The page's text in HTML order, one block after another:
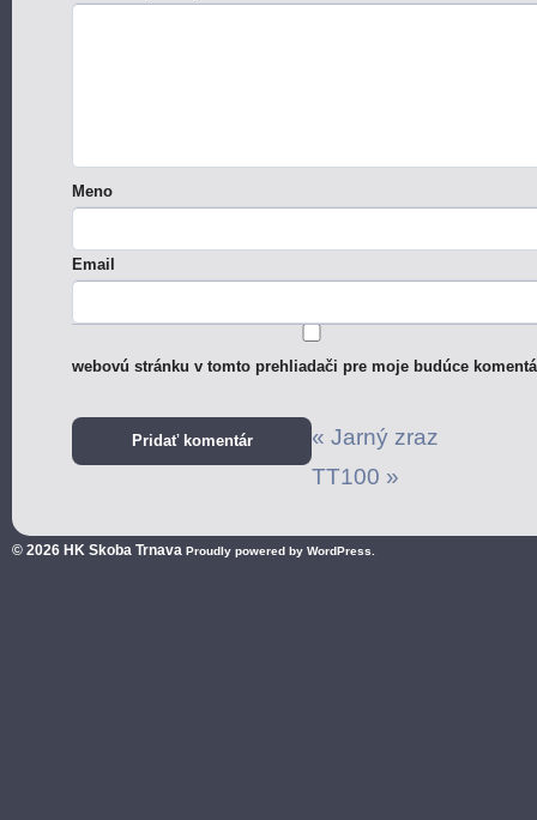
Meno
Email
webovú stránku v tomto prehliadači pre moje budúce
« Jarný zraz
TT100 »
© 2026 HK Skoba Trnava Proudly powered by WordPress.